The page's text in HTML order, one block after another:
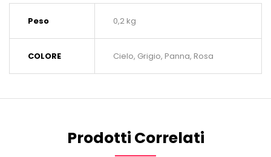
Peso 0,2 kg
COLORE Cielo, Grigio, Panna, Rosa
Prodotti Correlati